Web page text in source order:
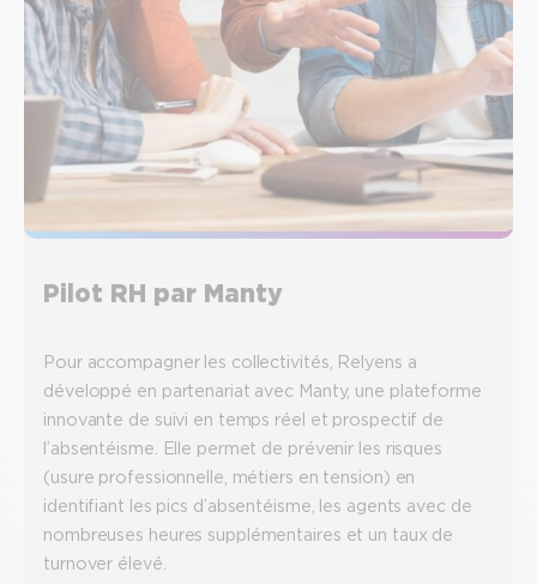
Pilot RH par Manty
Pour accompagner les collectivités, Relyens a
développé en partenariat avec Manty, une plateforme
innovante de suivi en temps réel et prospectif de
l’absentéisme. Elle permet de prévenir les risques
(usure professionnelle, métiers en tension) en
identifiant les pics d’absentéisme, les agents avec de
nombreuses heures supplémentaires et un taux de
turnover élevé.